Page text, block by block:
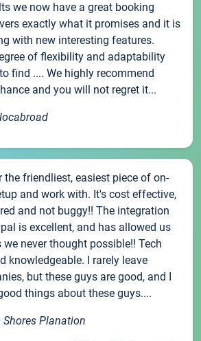
we now have a great booking
exactly what it promises and it is
with new interesting features.
of flexibility and adaptability
find .... We highly recommend
and you will not regret it...
the friendliest, easiest piece of on-
and work with. It's cost effective,
and not buggy!! The integration
is excellent, and has allowed us
never thought possible!! Tech
knowledgeable. I rarely leave
but these guys are good, and I
things about these guys....
Planation